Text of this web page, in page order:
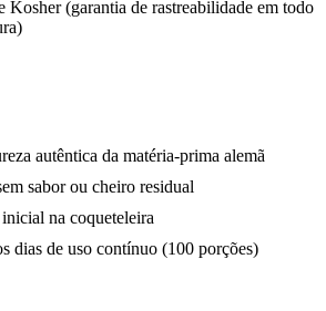
Kosher (garantia de rastreabilidade em todo
autêntica da matéria-prima alemã
sabor ou cheiro residual
na coqueteleira
dias de uso contínuo (100 porções)